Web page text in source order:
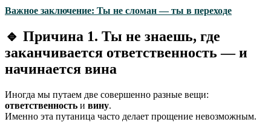
Важное заключение: Ты не сломан — ты в переходе
🔹 Причина 1. Ты не знаешь, где
заканчивается ответственность — и
начинается вина
Иногда мы путаем две совершенно разные вещи:
ответственность и вину.
Именно эта путаница часто делает прощение невозможным.